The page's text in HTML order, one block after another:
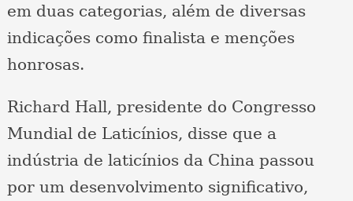
em duas categorias, além de diversas
indicações como finalista e menções
honrosas.
Richard Hall, presidente do Congresso
Mundial de Laticínios, disse que a
indústria de laticínios da China passou
por um desenvolvimento significativo,